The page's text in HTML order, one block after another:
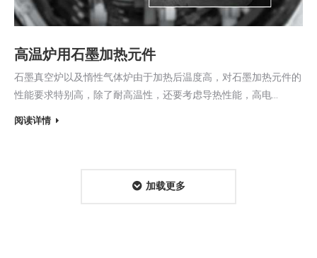
高温炉用石墨加热元件
石墨真空炉以及惰性气体炉由于加热后温度高，对石墨加热元件的
性能要求特别高，除了耐高温性，还要考虑导热性能，高电…
阅读详情
加载更多